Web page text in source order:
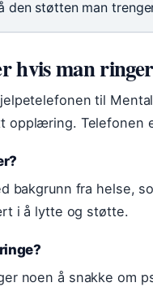
den støtten man
hvis man
til
opplæring. Telefonen
bakgrunn fra helse,
i å lytte og støtte.
noen å snakke om